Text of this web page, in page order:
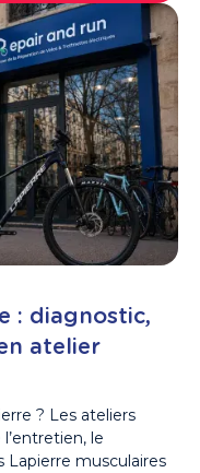
: diagnostic,
atelier
? Les ateliers
le
Lapierre musculaires